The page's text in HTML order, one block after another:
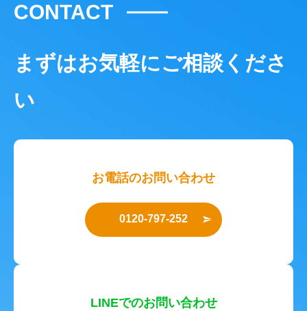
CONTACT
まずはお気軽にご相談くださ
い
お電話のお問い合わせ
0120-797-252
LINEでのお問い合わせ